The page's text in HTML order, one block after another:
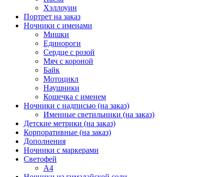
Хэллоуин
Портрет на заказ
Ночники с именами
Мишки
Единороги
Сердце с розой
Мяч с короной
Байк
Мотоцикл
Наушники
Кошечка с именем
Ночники с надписью (на заказ)
Именные светильники (на заказ)
Детские метрики (на заказ)
Корпоративные (на заказ)
Дополнения
Ночники с маркерами
Светофей
А4